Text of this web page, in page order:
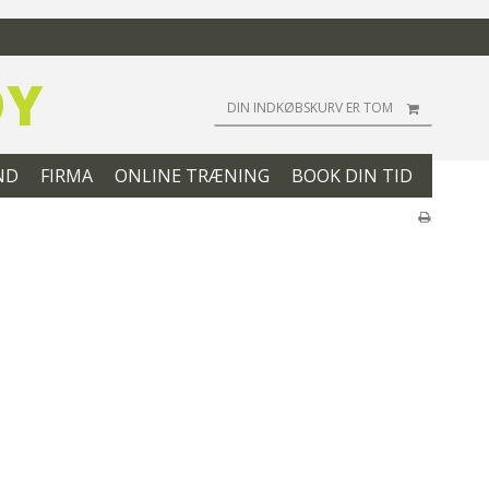
DIN INDKØBSKURV ER TOM
FIRMA ONLINE TRÆNING BOOK DIN TID